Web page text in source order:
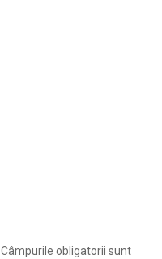
Câmpurile obligatorii sunt